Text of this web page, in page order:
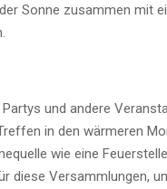
Sonne zusammen mit
und andere
in den wärmeren
wie eine
diese Versammlungen,